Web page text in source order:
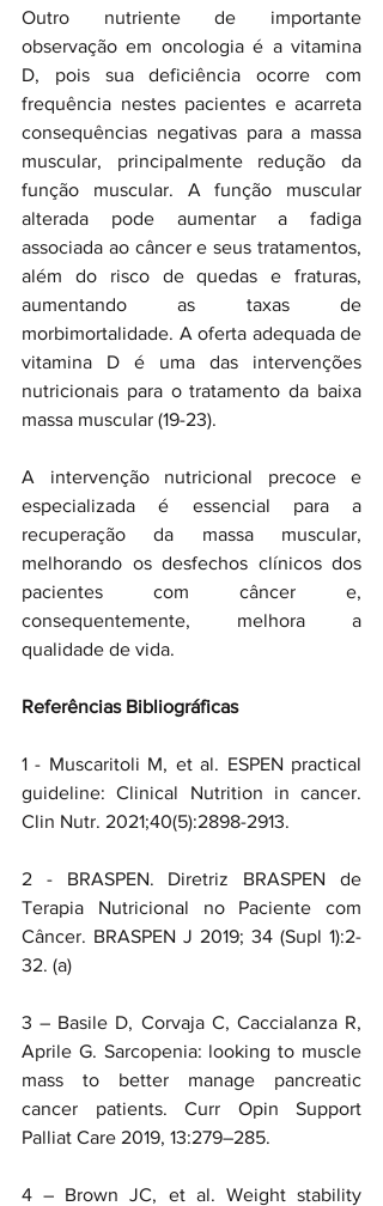
Outro nutriente de importante
observação em oncologia é a vitamina
D, pois sua deficiência ocorre com
frequência nestes pacientes e acarreta
consequências negativas para a massa
muscular, principalmente redução da
função muscular. A função muscular
alterada pode aumentar a fadiga
associada ao câncer e seus tratamentos,
além do risco de quedas e fraturas,
aumentando as taxas de
morbimortalidade. A oferta adequada de
vitamina D é uma das intervenções
nutricionais para o tratamento da baixa
massa muscular (19-23).
A intervenção nutricional precoce e
especializada é essencial para a
recuperação da massa muscular,
melhorando os desfechos clínicos dos
pacientes com câncer e,
consequentemente, melhora a
qualidade de vida.
Referências Bibliográficas
1 - Muscaritoli M, et al. ESPEN practical
guideline: Clinical Nutrition in cancer.
Clin Nutr. 2021;40(5):2898-2913.
2 - BRASPEN. Diretriz BRASPEN de
Terapia Nutricional no Paciente com
Câncer. BRASPEN J 2019; 34 (Supl 1):2-
32. (a)
3 – Basile D, Corvaja C, Caccialanza R,
Aprile G. Sarcopenia: looking to muscle
mass to better manage pancreatic
cancer patients. Curr Opin Support
Palliat Care 2019, 13:279–285.
4 – Brown JC, et al. Weight stability